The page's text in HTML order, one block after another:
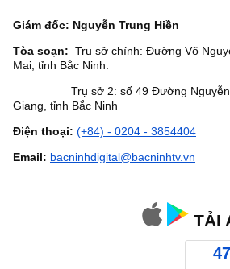
Giám đốc: Nguyễn Trung Hiền
Tòa soạn: Trụ sở chính: Đường Võ
Mai, tỉnh Bắc Ninh.
Trụ sở 2: số 49 Đường Nguyễn
Giang, tỉnh Bắc Ninh
Điện thoại: (+84) - 0204 - 3854404
Email: bacninhdigital@bacninhtv.vn
TẢI